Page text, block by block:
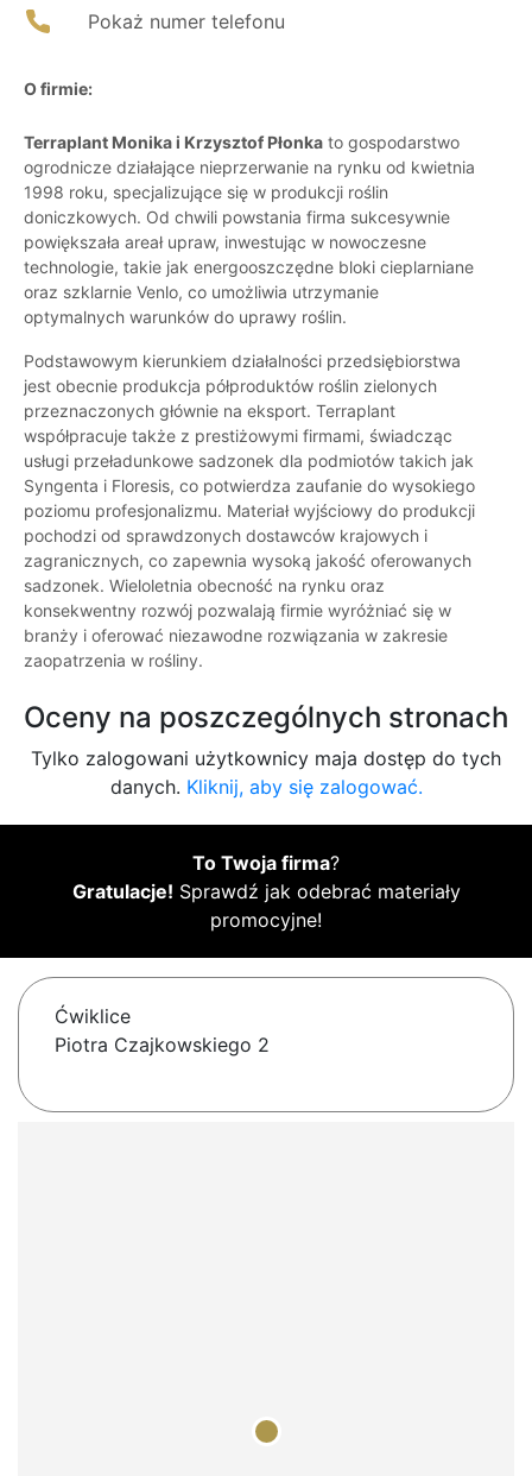
Pokaż numer telefonu
O firmie:
Terraplant Monika i Krzysztof Płonka to gospodarstwo
ogrodnicze działające nieprzerwanie na rynku od kwietnia
1998 roku, specjalizujące się w produkcji roślin
doniczkowych. Od chwili powstania firma sukcesywnie
powiększała areał upraw, inwestując w nowoczesne
technologie, takie jak energooszczędne bloki cieplarniane
oraz szklarnie Venlo, co umożliwia utrzymanie
optymalnych warunków do uprawy roślin.
Podstawowym kierunkiem działalności przedsiębiorstwa
jest obecnie produkcja półproduktów roślin zielonych
przeznaczonych głównie na eksport. Terraplant
współpracuje także z prestiżowymi firmami, świadcząc
usługi przeładunkowe sadzonek dla podmiotów takich jak
Syngenta i Floresis, co potwierdza zaufanie do wysokiego
poziomu profesjonalizmu. Materiał wyjściowy do produkcji
pochodzi od sprawdzonych dostawców krajowych i
zagranicznych, co zapewnia wysoką jakość oferowanych
sadzonek. Wieloletnia obecność na rynku oraz
konsekwentny rozwój pozwalają firmie wyróżniać się w
branży i oferować niezawodne rozwiązania w zakresie
zaopatrzenia w rośliny.
Oceny na poszczególnych stronach
Tylko zalogowani użytkownicy maja dostęp do tych
danych. Kliknij, aby się zalogować.
To Twoja firma?
Gratulacje! Sprawdź jak odebrać materiały
promocyjne!
Ćwiklice
Piotra Czajkowskiego 2